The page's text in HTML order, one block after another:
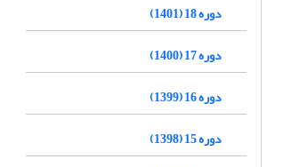
دوره 18 (1401)
دوره 17 (1400)
دوره 16 (1399)
دوره 15 (1398)